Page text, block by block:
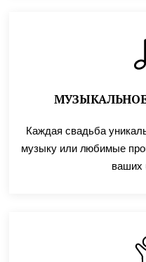
Каждая свадьба
музыку или любимые
ваших